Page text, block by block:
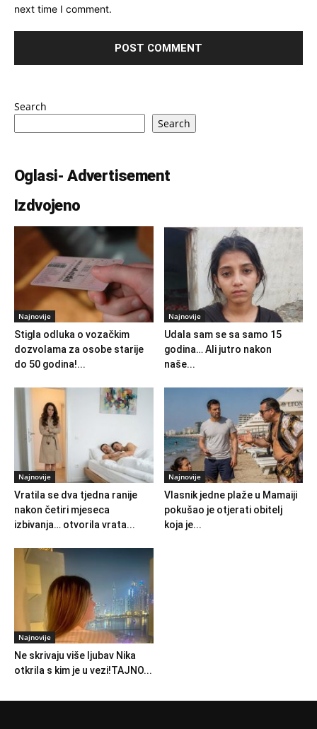
next time I comment.
Search
Search
Oglasi- Advertisement
Izdvojeno
Najnovije
Stigla odluka o vozačkim
dozvolama za osobe starije
do 50 godina!...
Najnovije
Udala sam se sa samo 15
godina… Ali jutro nakon
naše...
Najnovije
Vratila se dva tjedna ranije
nakon četiri mjeseca
izbivanja… otvorila vrata...
Najnovije
Vlasnik jedne plaže u Mamaiji
pokušao je otjerati obitelj
koja je...
Najnovije
Ne skrivaju više ljubav Nika
otkrila s kim je u vezi!TAJNO...